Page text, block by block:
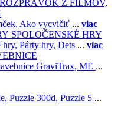
Z FILMOV,
Ako vycvičiť ... viac
SPOLOČENSKÉ HRY
hry, Párty hry, Dets ... viac
GraviTrax, ME ...
Puzzle 300d, Puzzle 5 ...